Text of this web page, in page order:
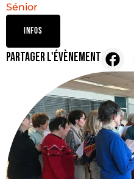
Sénior
INFOS
PARTAGER L'ÉVÈNEMENT